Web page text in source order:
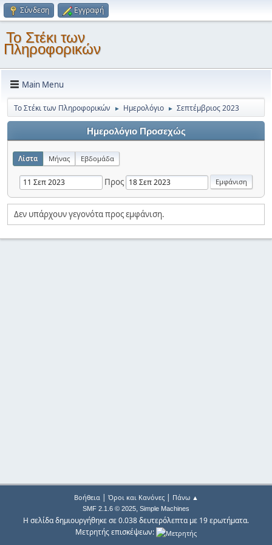
Σύνδεση Εγγραφή
Το Στέκι των
Πληροφορικών
Main Menu
Το Στέκι των Πληροφορικών ► Ημερολόγιο ► Σεπτέμβριος 2023
Ημερολόγιο Προσεχώς
Λίστα Μήνας Εβδομάδα
Προς
Δεν υπάρχουν γεγονότα προς εμφάνιση.
Βοήθεια| Όροι και Κανόνες| Πάνω ▲
SMF 2.1.6 © 2025, Simple Machines
Η σελίδα δημιουργήθηκε σε 0.038 δευτερόλεπτα με 19 ερωτήματα.
Μετρητής επισκέψεων: